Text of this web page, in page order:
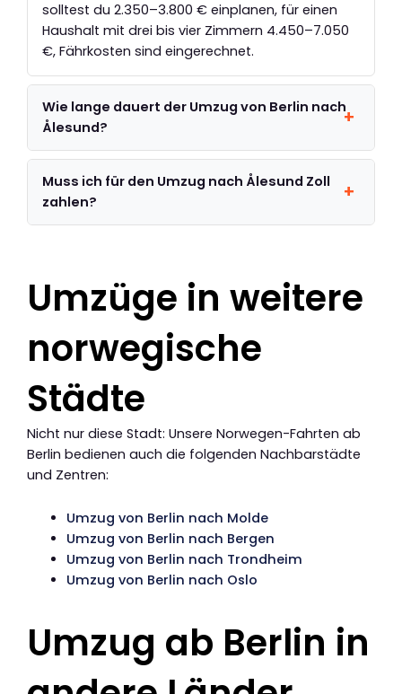
solltest du 2.350–3.800 € einplanen, für einen
Haushalt mit drei bis vier Zimmern 4.450–7.050
€, Fährkosten sind eingerechnet.
Wie lange dauert der Umzug von Berlin nach
Ålesund?
Muss ich für den Umzug nach Ålesund Zoll
zahlen?
Umzüge in weitere
norwegische
Städte
Nicht nur diese Stadt: Unsere Norwegen-Fahrten ab
Berlin bedienen auch die folgenden Nachbarstädte
und Zentren:
Umzug von Berlin nach Molde
Umzug von Berlin nach Bergen
Umzug von Berlin nach Trondheim
Umzug von Berlin nach Oslo
Umzug ab Berlin in